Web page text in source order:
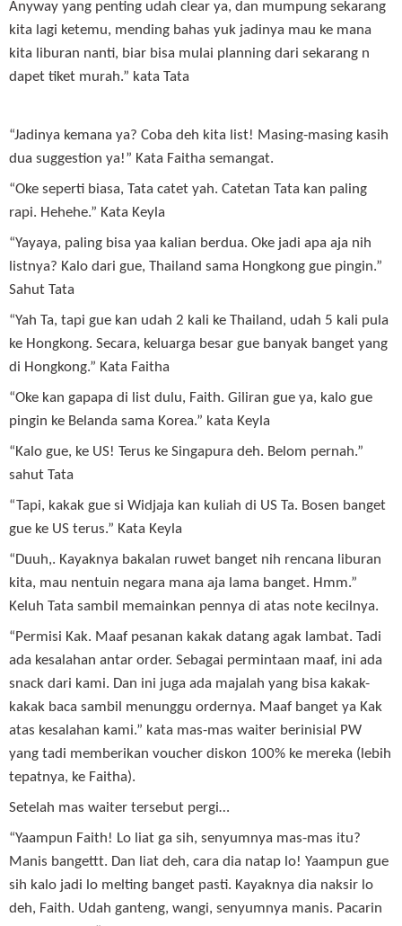
Anyway yang penting udah clear ya, dan mumpung sekarang
kita lagi ketemu, mending bahas yuk jadinya mau ke mana
kita liburan nanti, biar bisa mulai planning dari sekarang n
dapet tiket murah.” kata Tata
“Jadinya kemana ya? Coba deh kita list! Masing-masing kasih
dua suggestion ya!” Kata Faitha semangat.
“Oke seperti biasa, Tata catet yah. Catetan Tata kan paling
rapi. Hehehe.” Kata Keyla
“Yayaya, paling bisa yaa kalian berdua. Oke jadi apa aja nih
listnya? Kalo dari gue, Thailand sama Hongkong gue pingin.”
Sahut Tata
“Yah Ta, tapi gue kan udah 2 kali ke Thailand, udah 5 kali pula
ke Hongkong. Secara, keluarga besar gue banyak banget yang
di Hongkong.” Kata Faitha
“Oke kan gapapa di list dulu, Faith. Giliran gue ya, kalo gue
pingin ke Belanda sama Korea.” kata Keyla
“Kalo gue, ke US! Terus ke Singapura deh. Belom pernah.”
sahut Tata
“Tapi, kakak gue si Widjaja kan kuliah di US Ta. Bosen banget
gue ke US terus.” Kata Keyla
“Duuh,. Kayaknya bakalan ruwet banget nih rencana liburan
kita, mau nentuin negara mana aja lama banget. Hmm.”
Keluh Tata sambil memainkan pennya di atas note kecilnya.
“Permisi Kak. Maaf pesanan kakak datang agak lambat. Tadi
ada kesalahan antar order. Sebagai permintaan maaf, ini ada
snack dari kami. Dan ini juga ada majalah yang bisa kakak-
kakak baca sambil menunggu ordernya. Maaf banget ya Kak
atas kesalahan kami.” kata mas-mas waiter berinisial PW
yang tadi memberikan voucher diskon 100% ke mereka (lebih
tepatnya, ke Faitha).
Setelah mas waiter tersebut pergi…
“Yaampun Faith! Lo liat ga sih, senyumnya mas-mas itu?
Manis bangettt. Dan liat deh, cara dia natap lo! Yaampun gue
sih kalo jadi lo melting banget pasti. Kayaknya dia naksir lo
deh, Faith. Udah ganteng, wangi, senyumnya manis. Pacarin